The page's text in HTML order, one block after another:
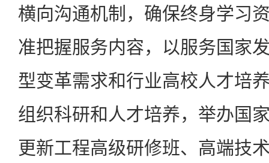
横向沟通机制，确保终身学习
准把握服务内容，以服务国家
型变革需求和行业高校人才培
组织科研和人才培养，举办国
更新工程高级研修班、高端技